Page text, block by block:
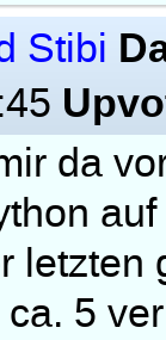
Stibi
da
5